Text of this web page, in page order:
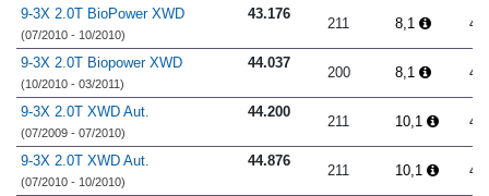
9-3X 2.0T BioPower XWD
(07/2010 - 10/2010)
43.176
211 8,1
9-3X 2.0T Biopower XWD
(10/2010 - 03/2011)
44.037
200 8,1
9-3X 2.0T XWD Aut.
(07/2009 - 07/2010)
44.200
211 10,1
9-3X 2.0T XWD Aut.
(07/2010 - 10/2010)
44.876
211 10,1